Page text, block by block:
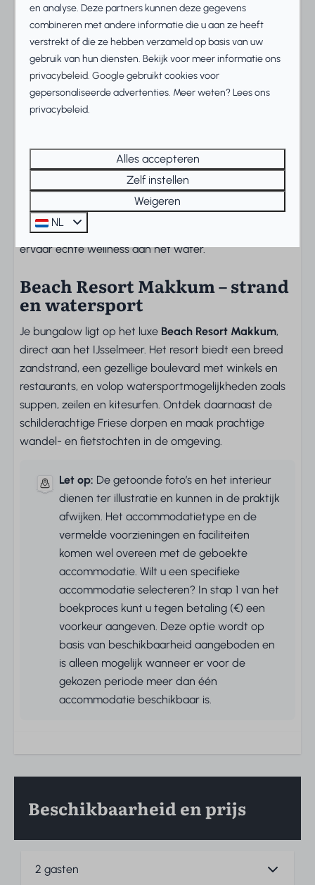
een warme, huiselijke sfeer.
Privé sauna en badkamer
ensuite
De bungalow beschikt over drie slaapkamers met
tweede badkamer met douche en toilet, plus een
extra gastentoilet. Het middelpunt van de woning is de
nieuwe keuken met kookeiland en hoogwaardige
apparatuur, perfect voor gezamenlijke diners. Ontspan
na een actieve dag in je eigen infraroodsauna en
ervaar echte wellness aan het water.
Beach Resort Makkum – strand
en watersport
Je bungalow ligt op het luxe Beach Resort Makkum,
direct aan het IJsselmeer. Het resort biedt een breed
zandstrand, een gezellige boulevard met winkels en
restaurants, en volop watersportmogelijkheden zoals
suppen, zeilen en kitesurfen. Ontdek daarnaast de
schilderachtige Friese dorpen en maak prachtige
wandel- en fietstochten in de omgeving.
Let op: De getoonde foto’s en het interieur
dienen ter illustratie en kunnen in de praktijk
afwijken. Het accommodatietype en de
vermelde voorzieningen en faciliteiten
komen wel overeen met de geboekte
accommodatie. Wilt u een specifieke
accommodatie selecteren? In stap 1 van het
boekproces kunt u tegen betaling (€) een
voorkeur aangeven. Deze optie wordt op
basis van beschikbaarheid aangeboden en
is alleen mogelijk wanneer er voor de
gekozen periode meer dan één
accommodatie beschikbaar is.
Beschikbaarheid en prijs
2 gasten
en analyse. Deze partners kunnen deze gegevens
combineren met andere informatie die u aan ze heeft
verstrekt of die ze hebben verzameld op basis van uw
gebruik van hun diensten. Bekijk voor meer informatie ons
privacybeleid.Googlegebruikt cookies voor
gepersonaliseerde advertenties. Meer weten? Lees ons
privacybeleid.
Alles accepteren
Zelf instellen
Weigeren
NL